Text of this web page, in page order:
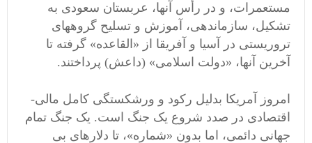
مستعمرات، و در رأس آنها، عربستان سعودی به
تشکیل، سازماندهی، آموزش و تسلیح گروههای
تروریستی در آسیا و آفریقا از «القاعده» گرفته تا
آخرین آنها، «دولت اسلامی» (داعش) پرداختند.
امروز آمریکا بدلیل رکود و ورشکستگی کامل مالی-
اقتصادی در صدد شروع یک جنگ است. یک جنگ تمام
جهانی دائمی، اما بدون «شماره»، تا دلارهای بی